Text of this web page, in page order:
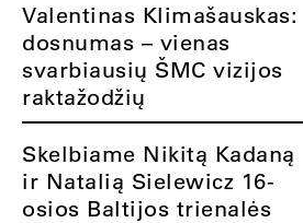
Valentinas Klimašauskas:
dosnumas – vienas
svarbiausių ŠMC vizijos
raktažodžių
Skelbiame Nikitą Kadaną
ir Natalią Sielewicz 16-
osios Baltijos trienalės